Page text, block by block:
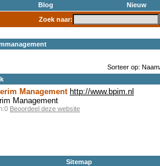
Blog Nieuw
Zoek naar:
Sorteer op: Naam
Management http://www.bpim.nl
Management
Beoordeel deze website
Sitemap